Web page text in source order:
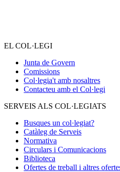
EL COL·LEGI
Junta de Govern
Comissions
Col·legia't amb nosaltres
Contacteu amb el Col·legi
SERVEIS ALS COL·LEGIATS
Busques un col·legiat?
Catàleg de Serveis
Normativa
Circulars i Comunicacions
Biblioteca
Ofertes de treball i altres